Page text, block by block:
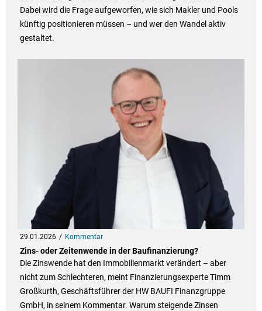
Dabei wird die Frage aufgeworfen, wie sich Makler und Pools
künftig positionieren müssen – und wer den Wandel aktiv
gestaltet.
29.01.2026 Kommentar
Zins- oder Zeitenwende in der Baufinanzierung?
Die Zinswende hat den Immobilienmarkt verändert – aber
nicht zum Schlechteren, meint Finanzierungsexperte Timm
Großkurth, Geschäftsführer der HW BAUFI Finanzgruppe
GmbH, in seinem Kommentar. Warum steigende Zinsen